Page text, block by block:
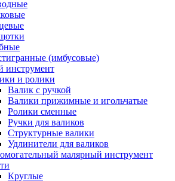
(имбусовые)
инструмент
и ролики
Валик с ручкой
Валики прижимные и игольчатые
Ролики сменные
Ручки для валиков
Структурные валики
Удлинители для валиков
малярный инструмент
Круглые